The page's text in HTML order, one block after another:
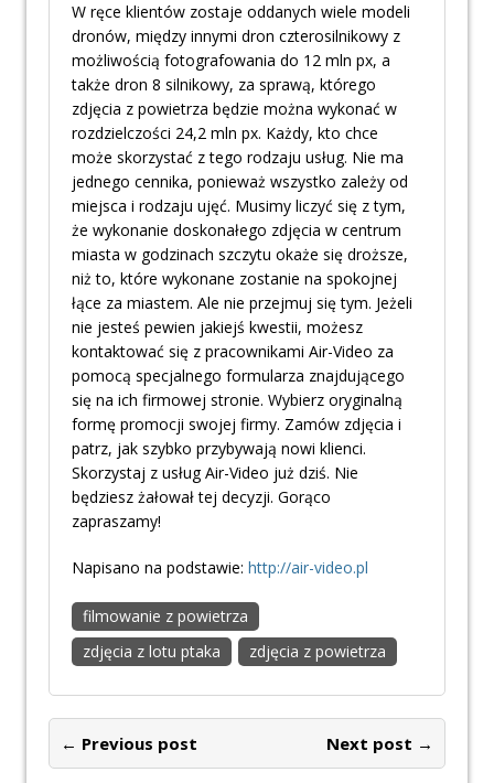
W ręce klientów zostaje oddanych wiele modeli
dronów, między innymi dron czterosilnikowy z
możliwością fotografowania do 12 mln px, a
także dron 8 silnikowy, za sprawą, którego
zdjęcia z powietrza będzie można wykonać w
rozdzielczości 24,2 mln px. Każdy, kto chce
może skorzystać z tego rodzaju usług. Nie ma
jednego cennika, ponieważ wszystko zależy od
miejsca i rodzaju ujęć. Musimy liczyć się z tym,
że wykonanie doskonałego zdjęcia w centrum
miasta w godzinach szczytu okaże się droższe,
niż to, które wykonane zostanie na spokojnej
łące za miastem. Ale nie przejmuj się tym. Jeżeli
nie jesteś pewien jakiejś kwestii, możesz
kontaktować się z pracownikami Air-Video za
pomocą specjalnego formularza znajdującego
się na ich firmowej stronie. Wybierz oryginalną
formę promocji swojej firmy. Zamów zdjęcia i
patrz, jak szybko przybywają nowi klienci.
Skorzystaj z usług Air-Video już dziś. Nie
będziesz żałował tej decyzji. Gorąco
zapraszamy!
Napisano na podstawie: http://air-video.pl
filmowanie z powietrza
zdjęcia z lotu ptaka
zdjęcia z powietrza
← Previous post Next post →